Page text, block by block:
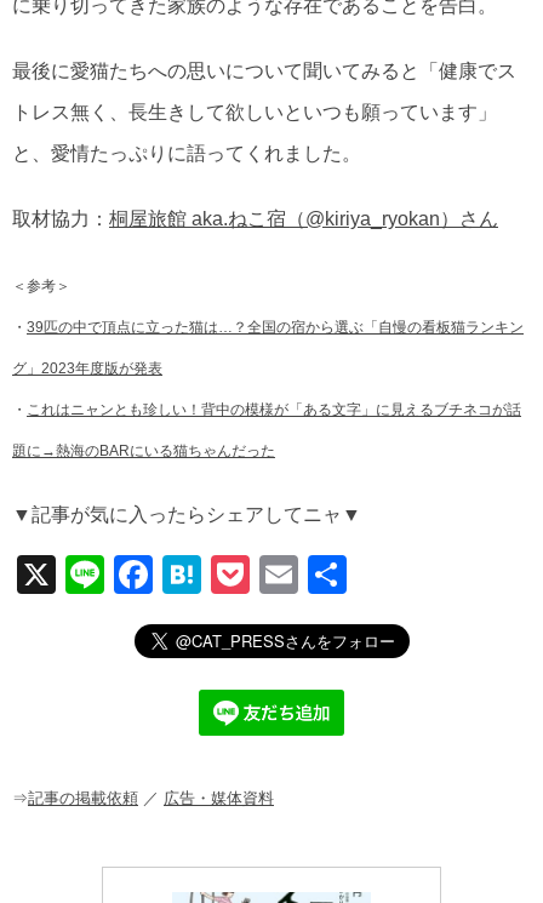
に乗り切ってきた家族のような存在であることを告白。
最後に愛猫たちへの思いについて聞いてみると「健康でス
トレス無く、長生きして欲しいといつも願っています」
と、愛情たっぷりに語ってくれました。
取材協力： 桐屋旅館 aka.ねこ宿（@kiriya_ryokan）さん
＜参考＞
・ 39匹の中で頂点に立った猫は…？全国の宿から選ぶ「自慢の看板猫ランキン
グ」2023年度版が発表
・ これはニャンとも珍しい！背中の模様が「ある文字」に見えるブチネコが話
題に→熱海のBARにいる猫ちゃんだった
▼記事が気に入ったらシェアしてニャ▼
X
Li
F
a
c
o
H
at
e
n
a
P
o
ck
et
E
m
ail
有
⇒記事の掲載依頼 ／ 広告・媒体資料